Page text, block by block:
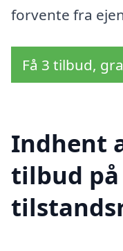
forvente fra
Få 3 tilbud,
Indhent
tilbud på